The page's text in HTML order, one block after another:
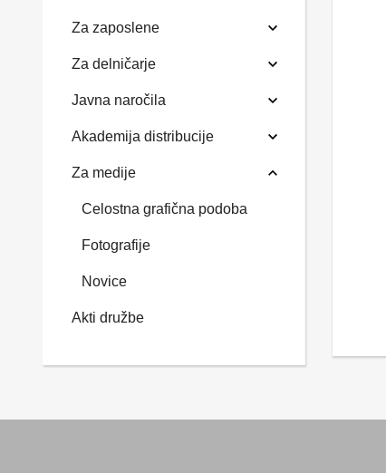
Za zaposlene
Za delničarje
Javna naročila
Akademija distribucije
Za medije
Celostna grafična podoba
Fotografije
Novice
Akti družbe